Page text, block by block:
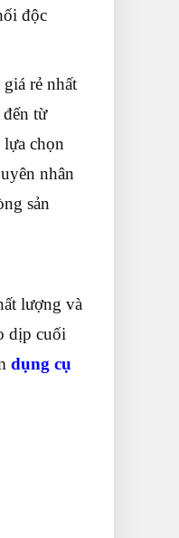
độc
rẻ nhất
từ
chọn
nhân
sản
lượng và
dịp cuối
dụng cụ